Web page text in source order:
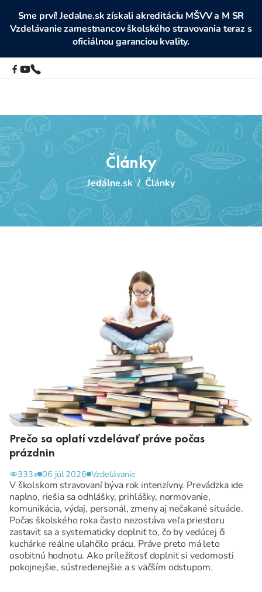
Sme prví! Jedalne.sk získali akreditáciu MŠVV a M SR
Vzdelávanie zamestnancov školského stravovania teraz s
oficiálnou garanciou kvality.
Články
Jedálne.sk / Články
Prečo sa oplatí vzdelávať práve počas
prázdnin
333x 06 júl 2026 Vzdelávanie
V školskom stravovaní býva rok intenzívny. Prevádzka ide
naplno, riešia sa odhlášky, prihlášky, normovanie,
komunikácia, výdaj, personál, zmeny aj nečakané situácie.
Počas školského roka často nezostáva veľa priestoru
zastaviť sa a systematicky doplniť to, čo by vedúcej či
kuchárke reálne uľahčilo prácu. Práve preto má leto
osobitnú hodnotu. Ako príležitosť doplniť si vedomosti
pokojnejšie, sústredenejšie a s väčším odstupom.